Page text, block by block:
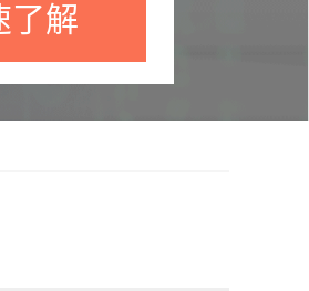
了解